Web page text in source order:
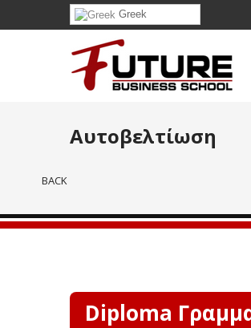
Greek
Αυτοβελτίωση
BACK
Diploma